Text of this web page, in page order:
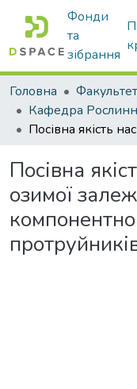
Фонди
та
зібрання
Головна
Посівна
озимої